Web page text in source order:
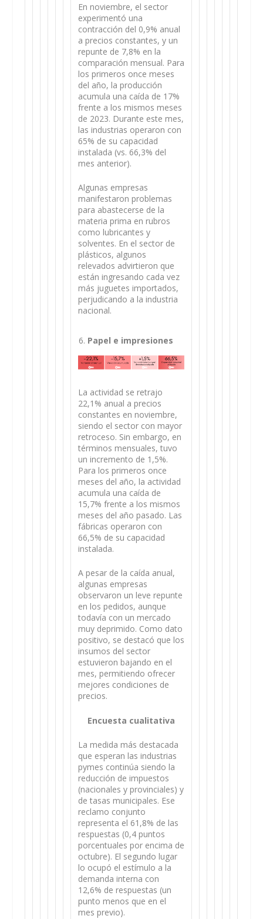
En noviembre, el sector
experimentó una
contracción del 0,9% anual
a precios constantes, y un
repunte de 7,8% en la
comparación mensual. Para
los primeros once meses
del año, la producción
acumula una caída de 17%
frente a los mismos meses
de 2023. Durante este mes,
las industrias operaron con
65% de su capacidad
instalada (vs. 66,3% del
mes anterior).
Algunas empresas
manifestaron problemas
para abastecerse de la
materia prima en rubros
como lubricantes y
solventes. En el sector de
plásticos, algunos
relevados advirtieron que
están ingresando cada vez
más juguetes importados,
perjudicando a la industria
nacional.
Papel e impresiones
La actividad se retrajo
22,1% anual a precios
constantes en noviembre,
siendo el sector con mayor
retroceso. Sin embargo, en
términos mensuales, tuvo
un incremento de 1,5%.
Para los primeros once
meses del año, la actividad
acumula una caída de
15,7% frente a los mismos
meses del año pasado. Las
fábricas operaron con
66,5% de su capacidad
instalada.
A pesar de la caída anual,
algunas empresas
observaron un leve repunte
en los pedidos, aunque
todavía con un mercado
muy deprimido. Como dato
positivo, se destacó que los
insumos del sector
estuvieron bajando en el
mes, permitiendo ofrecer
mejores condiciones de
precios.
Encuesta cualitativa
La medida más destacada
que esperan las industrias
pymes continúa siendo la
reducción de impuestos
(nacionales y provinciales) y
de tasas municipales. Ese
reclamo conjunto
representa el 61,8% de las
respuestas (0,4 puntos
porcentuales por encima de
octubre). El segundo lugar
lo ocupó el estímulo a la
demanda interna con
12,6% de respuestas (un
punto menos que en el
mes previo).